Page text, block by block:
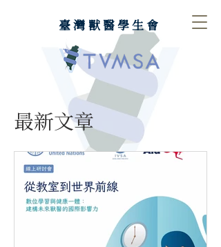
臺灣獸醫學生會
最新文章